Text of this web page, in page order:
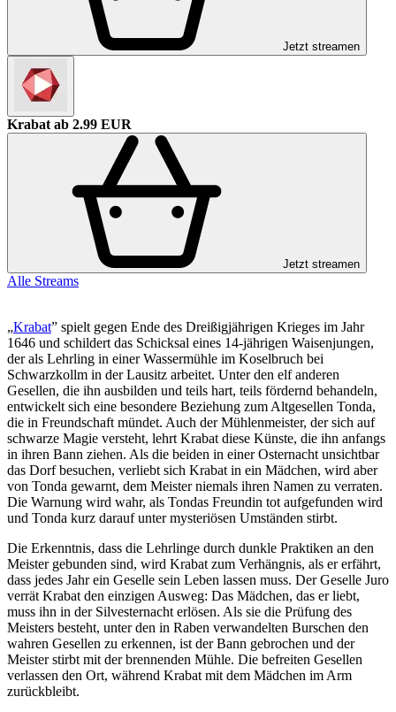
Jetzt streamen
Krabat ab 2.99 EUR
Jetzt streamen
Alle Streams
„Krabat” spielt gegen Ende des Dreißigjährigen Krieges im Jahr
1646 und schildert das Schicksal eines 14-jährigen Waisenjungen,
der als Lehrling in einer Wassermühle im Koselbruch bei
Schwarzkollm in der Lausitz arbeitet. Unter den elf anderen
Gesellen, die ihn ausbilden und teils hart, teils fördernd behandeln,
entwickelt sich eine besondere Beziehung zum Altgesellen Tonda,
die in Freundschaft mündet. Auch der Mühlenmeister, der sich auf
schwarze Magie versteht, lehrt Krabat diese Künste, die ihn anfangs
in ihren Bann ziehen. Als die beiden in einer Osternacht unsichtbar
das Dorf besuchen, verliebt sich Krabat in ein Mädchen, wird aber
von Tonda gewarnt, dem Meister niemals ihren Namen zu verraten.
Die Warnung wird wahr, als Tondas Freundin tot aufgefunden wird
und Tonda kurz darauf unter mysteriösen Umständen stirbt.
Die Erkenntnis, dass die Lehrlinge durch dunkle Praktiken an den
Meister gebunden sind, wird Krabat zum Verhängnis, als er erfährt,
dass jedes Jahr ein Geselle sein Leben lassen muss. Der Geselle Juro
verrät Krabat den einzigen Ausweg: Das Mädchen, das er liebt,
muss ihn in der Silvesternacht erlösen. Als sie die Prüfung des
Meisters besteht, unter den in Raben verwandelten Burschen den
wahren Gesellen zu erkennen, ist der Bann gebrochen und der
Meister stirbt mit der brennenden Mühle. Die befreiten Gesellen
verlassen den Ort, während Krabat mit dem Mädchen im Arm
zurückbleibt.